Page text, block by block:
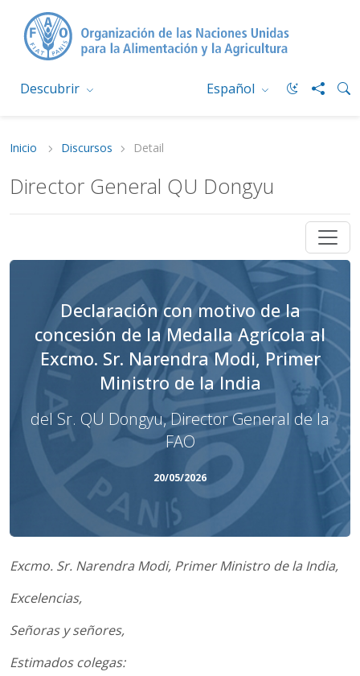
Descubrir Español
Inicio Discursos Detail
Director General QU Dongyu
Declaración con motivo de la
concesión de la Medalla Agrícola al
Excmo. Sr. Narendra Modi, Primer
Ministro de la India
del Sr. QU Dongyu, Director General de la
FAO
20/05/2026
Excmo. Sr. Narendra Modi, Primer Ministro de la India,
Excelencias,
Señoras y señores,
Estimados colegas: